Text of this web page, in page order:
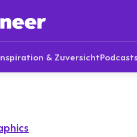
& Zuversicht